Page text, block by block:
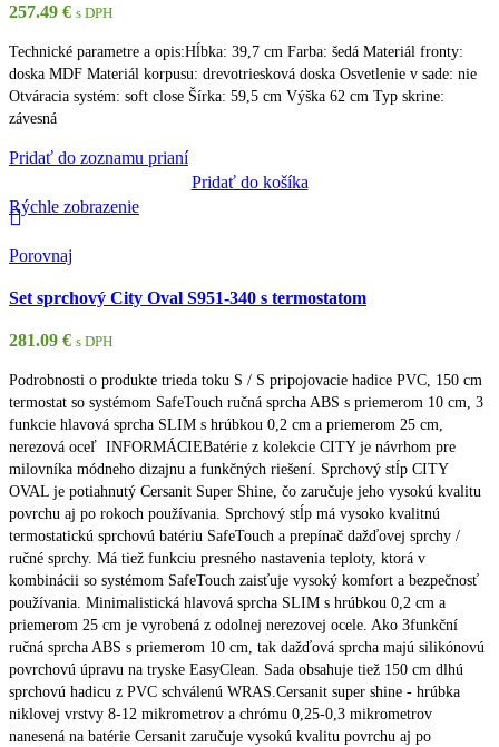
257.49 € s DPH
Technické parametre a opis:Hĺbka: 39,7 cm Farba: šedá Materiál fronty:
doska MDF Materiál korpusu: drevotriesková doska Osvetlenie v sade: nie
Otváracia systém: soft close Šírka: 59,5 cm Výška 62 cm Typ skrine:
závesná
Pridať do zoznamu prianí
Pridať do košíka
Rýchle zobrazenie
Porovnaj
Set sprchový City Oval S951-340 s termostatom
281.09 € s DPH
Podrobnosti o produkte trieda toku S / S pripojovacie hadice PVC, 150 cm
termostat so systémom SafeTouch ručná sprcha ABS s priemerom 10 cm, 3
funkcie hlavová sprcha SLIM s hrúbkou 0,2 cm a priemerom 25 cm,
nerezová oceľ INFORMÁCIEBatérie z kolekcie CITY je návrhom pre
milovníka módneho dizajnu a funkčných riešení. Sprchový stĺp CITY
OVAL je potiahnutý Cersanit Super Shine, čo zaručuje jeho vysokú kvalitu
povrchu aj po rokoch používania. Sprchový stĺp má vysoko kvalitnú
termostatickú sprchovú batériu SafeTouch a prepínač dažďovej sprchy /
ručné sprchy. Má tiež funkciu presného nastavenia teploty, ktorá v
kombinácii so systémom SafeTouch zaisťuje vysoký komfort a bezpečnosť
používania. Minimalistická hlavová sprcha SLIM s hrúbkou 0,2 cm a
priemerom 25 cm je vyrobená z odolnej nerezovej ocele. Ako 3funkční
ručná sprcha ABS s priemerom 10 cm, tak dažďová sprcha majú silikónovú
povrchovú úpravu na tryske EasyClean. Sada obsahuje tiež 150 cm dlhú
sprchovú hadicu z PVC schválenú WRAS.Cersanit super shine - hrúbka
niklovej vrstvy 8-12 mikrometrov a chrómu 0,25-0,3 mikrometrov
nanesená na batérie Cersanit zaručuje vysokú kvalitu povrchu aj po